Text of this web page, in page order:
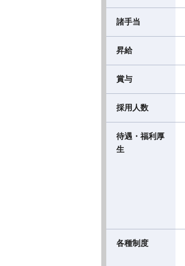
諸手当
昇給
賞与
採用人数
待遇・福利厚
生
各種制度